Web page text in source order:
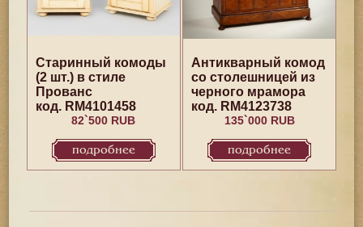
Старинный комоды
(2 шт.) в стиле
Прованс
код. RM4101458
82`500 RUB
подробнее
Антикварный комод
со столешницей из
черного мрамора
код. RM4123738
135`000 RUB
подробнее